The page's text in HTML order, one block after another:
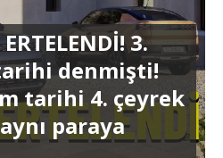
3.
denmişti!
tarihi 4. çeyrek
paraya